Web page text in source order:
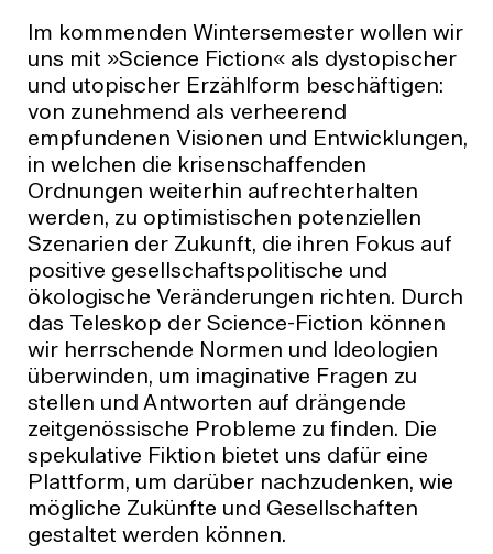
Im kommenden Wintersemester wollen wir
uns mit »Science Fiction« als dystopischer
und utopischer Erzählform beschäftigen:
von zunehmend als verheerend
empfundenen Visionen und Entwicklungen,
in welchen die krisenschaffenden
Ordnungen weiterhin aufrechterhalten
werden, zu optimistischen potenziellen
Szenarien der Zukunft, die ihren Fokus auf
positive gesellschaftspolitische und
ökologische Veränderungen richten. Durch
das Teleskop der Science-Fiction können
wir herrschende Normen und Ideologien
überwinden, um imaginative Fragen zu
stellen und Antworten auf drängende
zeitgenössische Probleme zu finden. Die
spekulative Fiktion bietet uns dafür eine
Plattform, um darüber nachzudenken, wie
mögliche Zukünfte und Gesellschaften
gestaltet werden können.